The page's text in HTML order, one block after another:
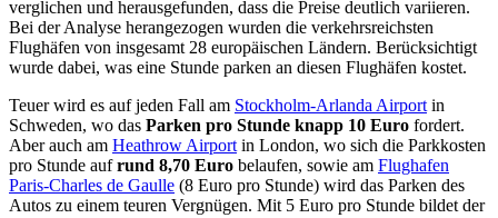
verglichen und herausgefunden, dass die Preise deutlich variieren.
Bei der Analyse herangezogen wurden die verkehrsreichsten
Flughäfen von insgesamt 28 europäischen Ländern. Berücksichtigt
wurde dabei, was eine Stunde parken an diesen Flughäfen kostet.
Teuer wird es auf jeden Fall am Stockholm-Arlanda Airport in
Schweden, wo das Parken pro Stunde knapp 10 Euro fordert.
Aber auch am Heathrow Airport in London, wo sich die Parkkosten
pro Stunde aufrund 8,70 Euro belaufen, sowie am Flughafen
Paris-Charles de Gaulle (8 Euro pro Stunde) wird das Parken des
Autos zu einem teuren Vergnügen. Mit 5 Euro pro Stunde bildet der